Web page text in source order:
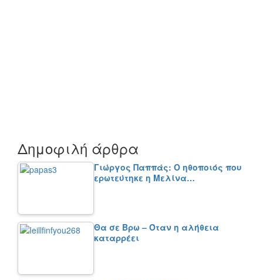
Δημοφιλή άρθρα
Γιώργος Παππάς: Ο ηθοποιός που
ερωτεύτηκε η Μελίνα…
Θα σε Βρω – Όταν η αλήθεια
καταρρέει